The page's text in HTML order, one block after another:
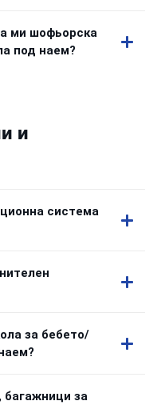
ми шофьорска
под наем?
и
система
за бебето/
багажници за